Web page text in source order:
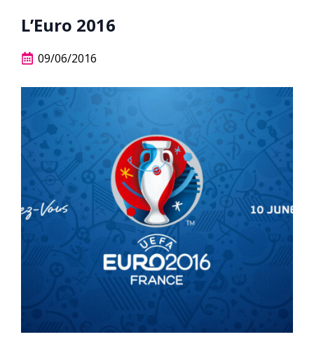
L’Euro 2016
09/06/2016